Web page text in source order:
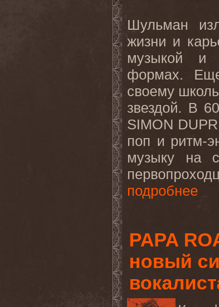
Шульман
жизни и
музыкой и
формах.
своему
звездой. В
SIMON
поп и ритм-
музыку на
подробнее
PAPA
новый